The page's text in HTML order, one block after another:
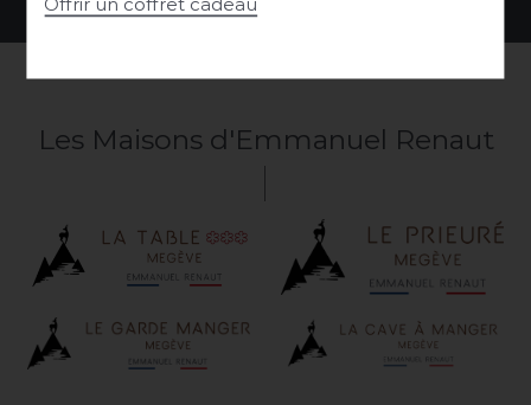
Les Maisons d'Emmanuel Renaut